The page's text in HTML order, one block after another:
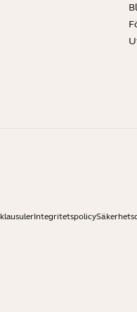
Integritetspolicy